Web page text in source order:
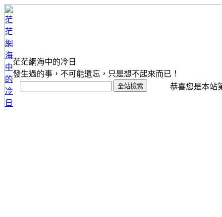
茫茫網海中的冷日
發生過的事，不可能遺忘，只是想不起來而已！
恭喜您是本站